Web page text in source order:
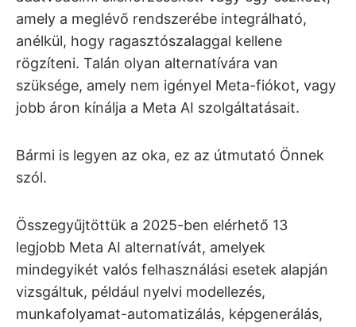
amely a meglévő rendszerébe integrálható,
anélkül, hogy ragasztószalaggal kellene
rögzíteni. Talán olyan alternatívára van
szüksége, amely nem igényel Meta-fiókot, vagy
jobb áron kínálja a Meta AI szolgáltatásait.
Bármi is legyen az oka, ez az útmutató Önnek
szól.
Összegyűjtöttük a 2025-ben elérhető 13
legjobb Meta AI alternatívát, amelyek
mindegyikét valós felhasználási esetek alapján
vizsgáltuk, például nyelvi modellezés,
munkafolyamat-automatizálás, képgenerálás,